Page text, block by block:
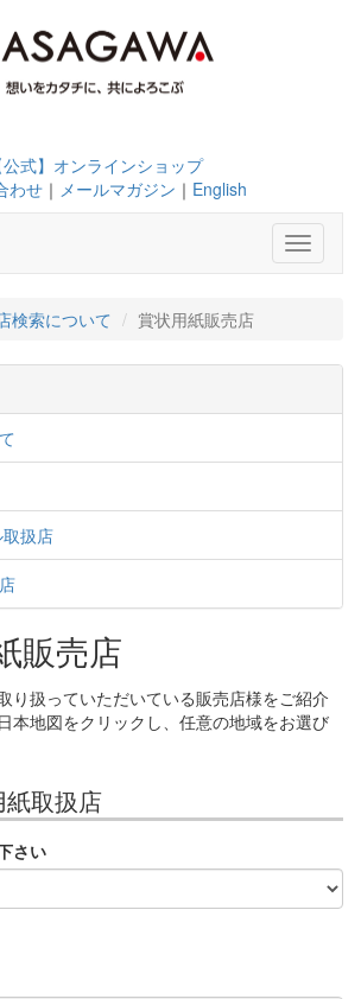
公式】オンラインショップ
わせ ｜ メールマガジン ｜ English
Toggle
検索について 賞状用紙販売店
扱店
販売店
り扱っていただいている販売店様をご紹介
本地図をクリックし、任意の地域をお選び
紙取扱店
さい